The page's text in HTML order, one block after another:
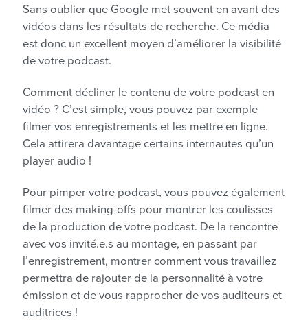
Sans oublier que Google met souvent en avant des
vidéos dans les résultats de recherche. Ce média
est donc un excellent moyen d’améliorer la visibilité
de votre podcast.
Comment décliner le contenu de votre podcast en
vidéo ? C’est simple, vous pouvez par exemple
filmer vos enregistrements et les mettre en ligne.
Cela attirera davantage certains internautes qu’un
player audio !
Pour pimper votre podcast, vous pouvez également
filmer des making-offs pour montrer les coulisses
de la production de votre podcast. De la rencontre
avec vos invité.e.s au montage, en passant par
l’enregistrement, montrer comment vous travaillez
permettra de rajouter de la personnalité à votre
émission et de vous rapprocher de vos auditeurs et
auditrices !